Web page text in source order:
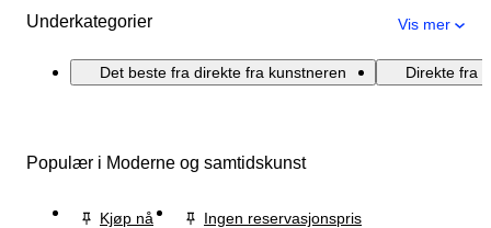
Underkategorier Vis mer
Det beste fra direkte fra kunstneren Direkte fra
Populær i Moderne og samtidskunst
Kjøp nå
Ingen reservasjonspris